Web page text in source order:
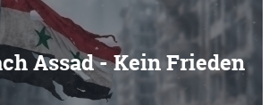
Assad - Kein Frieden